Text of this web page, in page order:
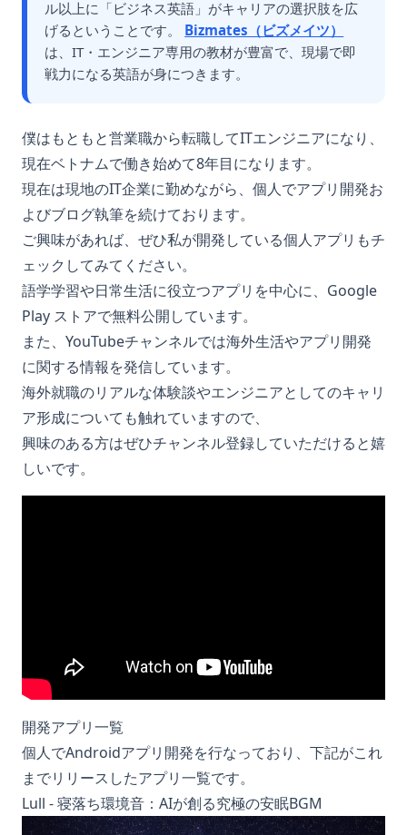
ル以上に「ビジネス英語」がキャリアの選択肢を広
げるということです。 Bizmates（ビズメイツ）
は、IT・エンジニア専用の教材が豊富で、現場で即
戦力になる英語が身につきます。
僕はもともと営業職から転職してITエンジニアになり、
現在ベトナムで働き始めて8年目になります。
現在は現地のIT企業に勤めながら、個人でアプリ開発お
よびブログ執筆を続けております。
ご興味があれば、ぜひ私が開発している個人アプリもチ
ェックしてみてください。
語学学習や日常生活に役立つアプリを中心に、Google
Play ストアで無料公開しています。
また、YouTubeチャンネルでは海外生活やアプリ開発
に関する情報を発信しています。
海外就職のリアルな体験談やエンジニアとしてのキャリ
ア形成についても触れていますので、
興味のある方はぜひチャンネル登録していただけると嬉
しいです。
開発アプリ一覧
個人でAndroidアプリ開発を行なっており、下記がこれ
までリリースしたアプリ一覧です。
Lull - 寝落ち環境音：AIが創る究極の安眠BGM